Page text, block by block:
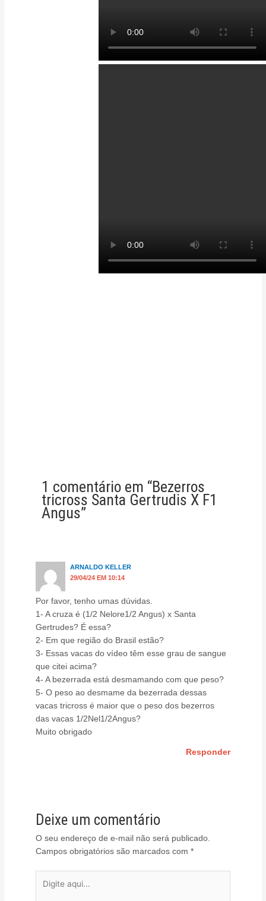
1 comentário em “Bezerros
tricross Santa Gertrudis X F1
Angus”
ARNALDO KELLER
29/04/24 EM 10:14
Por favor, tenho umas dúvidas.
1- A cruza é (1/2 Nelore1/2 Angus) x Santa
Gertrudes? É essa?
2- Em que região do Brasil estão?
3- Essas vacas do vídeo têm esse grau de sangue
que citei acima?
4- A bezerrada está desmamando com que peso?
5- O peso ao desmame da bezerrada dessas
vacas tricross é maior que o peso dos bezerros
das vacas 1/2Nel1/2Angus?
Muito obrigado
Responder
Deixe um comentário
O seu endereço de e-mail não será publicado.
Campos obrigatórios são marcados com*
aqui...